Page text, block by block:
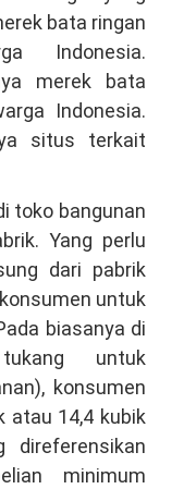
bata ringan
Indonesia.
merek bata
Indonesia.
situs terkait
toko bangunan
Yang perlu
dari pabrik
untuk
biasanya di
untuk
konsumen
atau 14,4 kubik
direferensikan
minimum